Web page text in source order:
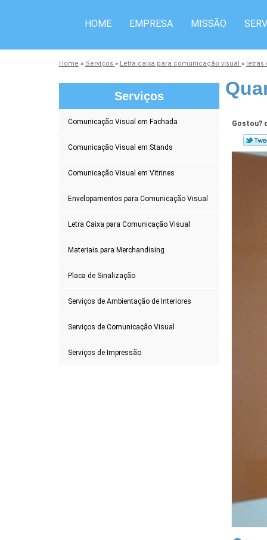
HOME EMPRESA MISSÃO
Home » Serviços » Letra caixa para comunicação visual » letras
Serviços
Comunicação Visual em Fachada
Comunicação Visual em Stands
Comunicação Visual em Vitrines
Envelopamentos para Comunicação Visual
Letra Caixa para Comunicação Visual
Materiais para Merchandising
Placa de Sinalização
Serviços de Ambientação de Interiores
Serviços de Comunicação Visual
Serviços de Impressão
Gostou?